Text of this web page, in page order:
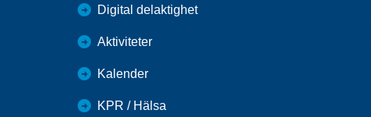
Digital delaktighet
Aktiviteter
Kalender
KPR / Hälsa